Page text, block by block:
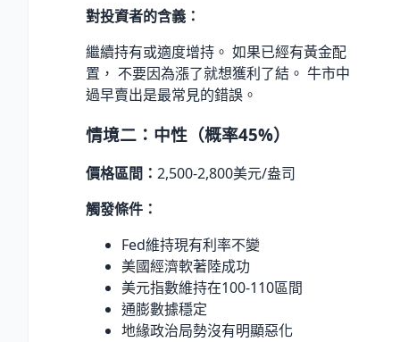
對投資者的含義：
繼續持有或適度增持。 如果已經有黃金配
置， 不要因為漲了就想獲利了結。 牛市中
過早賣出是最常見的錯誤。
情境二：中性（概率45%）
價格區間： 2,500-2,800美元/盎司
觸發條件：
Fed維持現有利率不變
美國經濟軟著陸成功
美元指數維持在100-110區間
通膨數據穩定
地緣政治局勢沒有明顯惡化